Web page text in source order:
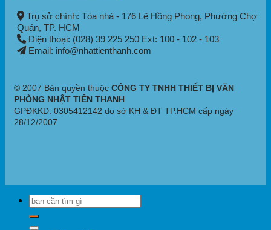
Trụ sở chính: Tòa nhà - 176 Lê Hồng Phong, Phường Chợ
Quán, TP. HCM
Điện thoại: (028) 39 225 250 Ext: 100 - 102 - 103
Email: info@nhattienthanh.com
© 2007 Bản quyền thuộc CÔNG TY TNHH THIẾT BỊ VĂN
PHÒNG NHẬT TIẾN THANH
GPĐKKD: 0305412142 do sở KH & ĐT TP.HCM cấp ngày
28/12/2007